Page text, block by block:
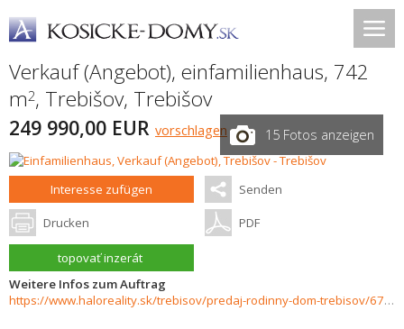
Verkauf (Angebot), einfamilienhaus, 742
m2, Trebišov, Trebišov
249 990,00 EUR vorschlagen 15 Fotos anzeigen
Interesse zufügen Senden
Drucken PDF
topovať inzerát
Weitere Infos zum Auftrag
https://www.haloreality.sk/trebisov/predaj-rodinny-dom-trebisov/67408